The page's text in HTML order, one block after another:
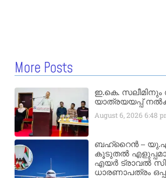
More Posts
ഇ.കെ. സലീമിനും
യാത്രയയപ്പ്
August 6, 20266:48
ബഹ്‌റൈൻ –
കൂടുതൽ
എയർ ട്രാവൽ
ധാരണാപത്രം